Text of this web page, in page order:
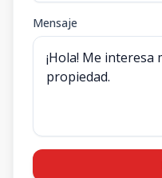
Mensaje